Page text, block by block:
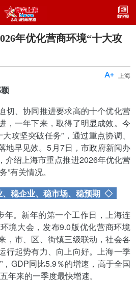
年优化营商环境“十大攻
上海

切、协同推进要求高的十个优化营
，一年下来，取得了明显成效。今
攻坚突破任务”，通过重点协调、
地早见效。5月7日，市政府新闻办
介绍上海市重点推进2026年优化营
”有关情况。
稳企业、稳市场、稳预期 ◇
年。新年的第一个工作日，上海连
境大会，发布9.0版优化营商环境
，市、区、街镇三级联动，社会各
行起势有力、向上向好。上海一季
，GDP同比5.9％的增速，高于全国
年来的一季度最快增速。